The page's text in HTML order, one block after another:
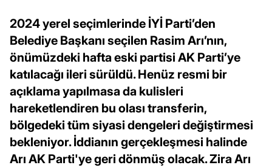
2024 yerel seçimlerinde İYİ Parti’den
Belediye Başkanı seçilen Rasim Arı’nın,
önümüzdeki hafta eski partisi AK Parti’ye
katılacağı ileri sürüldü. Henüz resmi bir
açıklama yapılmasa da kulisleri
hareketlendiren bu olası transferin,
bölgedeki tüm siyasi dengeleri değiştirmesi
bekleniyor. İddianın gerçekleşmesi halinde
Arı AK Parti'ye geri dönmüş olacak. Zira Arı